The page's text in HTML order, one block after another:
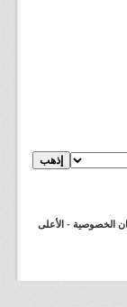
الخصوصية - الأعلى